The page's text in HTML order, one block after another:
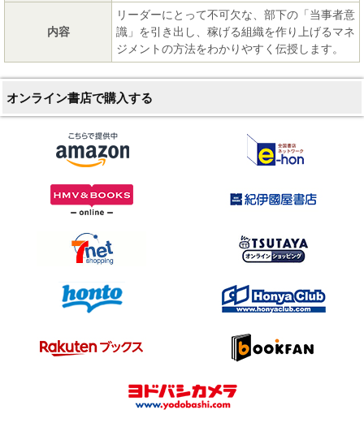
内容
リーダーにとって不可欠な、部下の「当事者意
識」を引き出し、稼げる組織を作り上げるマネ
ジメントの方法をわかりやすく伝授します。
オンライン書店で購入する